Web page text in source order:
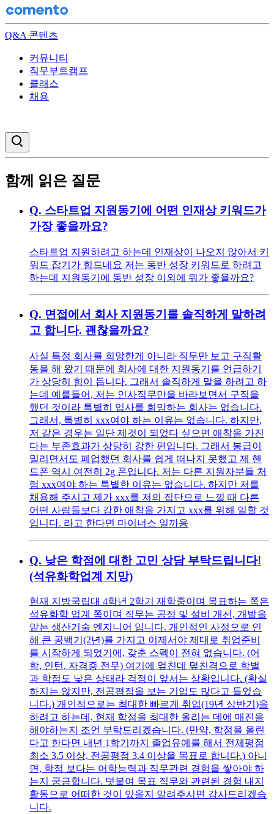
Q&A 콘텐츠
커뮤니티
직무부트캠프
클래스
채용
함께 읽은 질문
Q. 스타트업 지원동기에 어떤 인재상 키워드가
가장 좋을까요?
스타트업 지원하려고 하는데 인재상이 나오지 않아서 키
워드 잡기가 힘드네요 저는 동반 성장 키워드로 하려고
하는데 지원동기에 동반 성장 이외에 뭐가 좋을까요?
Q. 면접에서 회사 지원동기를 솔직하게 말하려
고 합니다. 괜찮을까요?
사실 특정 회사를 희망한게 아니라 직무만 보고 구직활
동을 해 왔기 때문에 회사에 대한 지원동기를 언급하기
가 상당히 힘이 듭니다. 그래서 솔직하게 말을 하려고 하
는데 예를들어, 저는 인사직무만을 바라보면서 구직을
했던 것이라 특별히 입사를 희망하는 회사는 없습니다.
그래서, 특별히 xxx여야 하는 이유는 없습니다. 하지만,
저 같은 경우는 일단 제것이 되었다 싶으면 애착을 가진
다는 부존효과가 상당히 강한 편입니다. 그래서 봉급이
밀리면서도 폐업했던 회사를 쉽게 떠나지 못했고 제 핸
드폰 역시 여전히 2g 폰입니다. 저는 다른 지원자분들 처
럼 xxx여야 하는 특별한 이유는 없습니다. 하지만 저를
채용해 주시고 제가 xxx를 저의 집단으로 느낄 때 다른
어떤 사람들보다 강한 애착을 가지고 xxx를 위해 일할 것
입니다. 라고 한다면 마이너스 일까용
Q. 낮은 학점에 대한 고민 상담 부탁드립니다!
(석유화학업계 지망)
현재 지방국립대 4학년 2학기 재학중이며 목표하는 쪽은
석유화학 업계 쪽이며 직무는 공정 및 설비 개선, 개발을
맡는 생산기술 엔지니어 입니다. 개인적인 사정으로 인
해 큰 공백기(2년)를 가지고 이제서야 제대로 취업준비
를 시작하게 되었기에, 갖춘 스펙이 전혀 없습니다. (어
학, 인턴, 자격증 전무) 여기에 엎친데 덮친격으로 학벌
과 학점도 낮은 상태라 걱정이 앞서는 상황입니다. (확실
하지는 않지만, 전공평점을 보는 기업도 많다고 들었습
니다.) 개인적으로는 최대한 빠르게 취업(19년 상반기)을
하려고 하는데, 현재 학점을 최대한 올리는 데에 매진을
해야하는지 조언 부탁드리겠습니다. (만약, 학점을 올린
다고 한다면 내년 1학기까지 졸업유예를 해서 전체평점
최소 3.5 이상, 전공평점 3.4 이상을 목표로 합니다.) 아니
면, 학점 보다는 어학능력과 직무관련 경험을 쌓아야 하
는지 궁금합니다. 덧붙여 목표 직무와 관련된 경험 내지
활동으로 어떠한 것이 있을지 알려주시면 감사드리겠습
니다.